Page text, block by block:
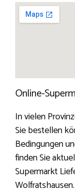
Online-
In vielen
Sie bestellen
Bedingungen
finden Sie
Supermarkt